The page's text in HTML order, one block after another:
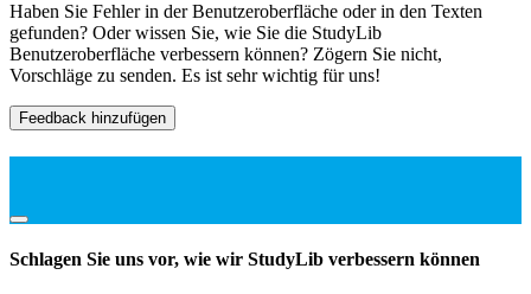
Haben Sie Fehler in der Benutzeroberfläche oder in den Texten
gefunden? Oder wissen Sie, wie Sie die StudyLib
Benutzeroberfläche verbessern können? Zögern Sie nicht,
Vorschläge zu senden. Es ist sehr wichtig für uns!
Feedback hinzufügen
Schlagen Sie uns vor, wie wir StudyLib verbessern können